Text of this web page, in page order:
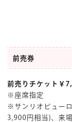
前売券
前売りチケット￥
※座席指定
※サンリオピュー
3,900円相当)、来